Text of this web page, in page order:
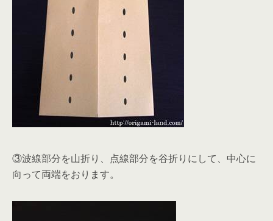
③波線部分を山折り、点線部分を谷折りにして、中心に
向って両端をおります。